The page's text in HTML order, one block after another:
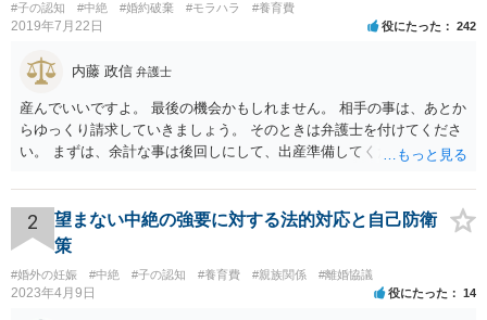
#子の認知 #中絶 #婚約破棄 #モラハラ #養育費
2019年7月22日 役にたった 242
内藤 政信 弁護士
産んでいいですよ。 最後の機会かもしれません。 相手の事は、あとか
らゆっくり請求していきましょう。 そのときは弁護士を付けてくださ
い。 まずは、余計な事は後回しにして、出産準備してください。
2
望まない中絶の強要に対する法的対応と自己防衛
策
#婚外の妊娠 #中絶 #子の認知 #養育費 #親族関係 #離婚協議
2023年4月9日 役にたった 14